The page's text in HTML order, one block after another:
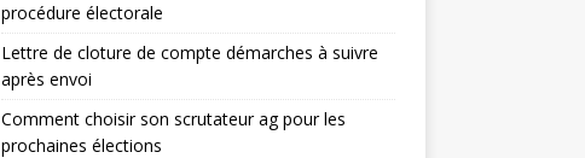
procédure électorale
Lettre de cloture de compte démarches à suivre
après envoi
Comment choisir son scrutateur ag pour les
prochaines élections